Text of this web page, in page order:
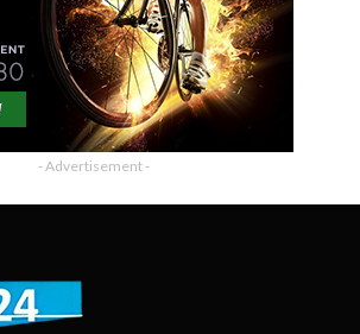
- Advertisement -